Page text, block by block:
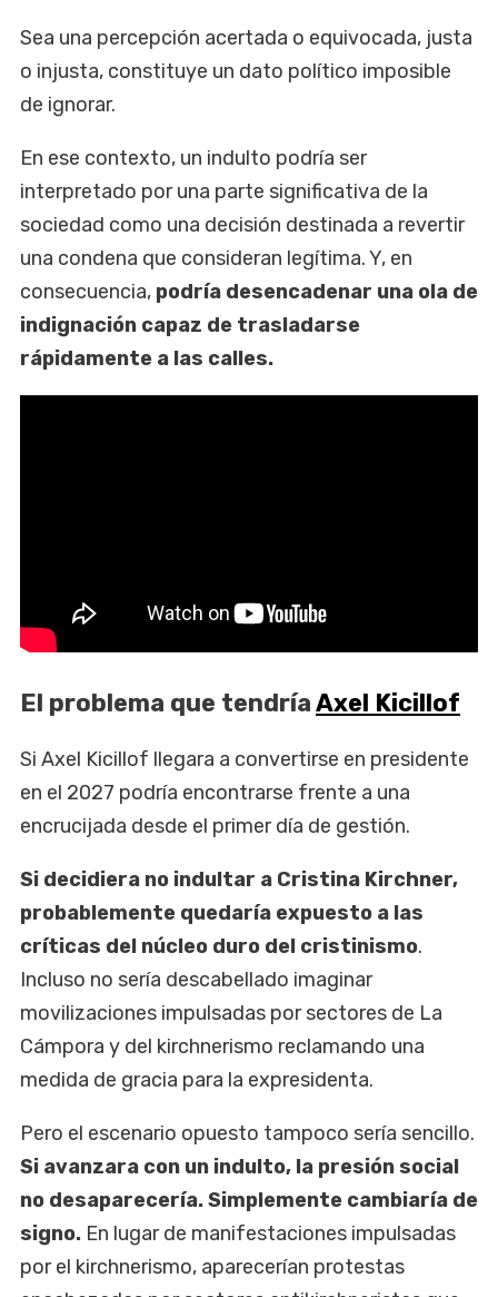
Sea una percepción acertada o equivocada, justa
o injusta, constituye un dato político imposible
de ignorar.
En ese contexto, un indulto podría ser
interpretado por una parte significativa de la
sociedad como una decisión destinada a revertir
una condena que consideran legítima. Y, en
consecuencia, podría desencadenar una ola de
indignación capaz de trasladarse
rápidamente a las calles.
El problema que tendríaAxel Kicillof
Si Axel Kicillof llegara a convertirse en presidente
en el 2027 podría encontrarse frente a una
encrucijada desde el primer día de gestión.
Si decidiera no indultar a Cristina Kirchner,
probablemente quedaría expuesto a las
críticas del núcleo duro del cristinismo.
Incluso no sería descabellado imaginar
movilizaciones impulsadas por sectores de La
Cámpora y del kirchnerismo reclamando una
medida de gracia para la expresidenta.
Pero el escenario opuesto tampoco sería sencillo.
Si avanzara con un indulto, la presión social
no desaparecería. Simplemente cambiaría de
signo. En lugar de manifestaciones impulsadas
por el kirchnerismo, aparecerían protestas